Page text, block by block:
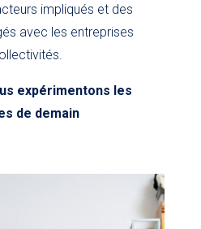
impliqués et des
avec les entreprises
expérimentons les
de demain